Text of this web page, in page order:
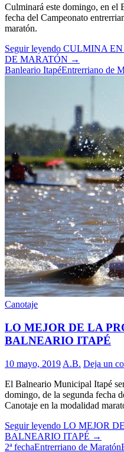
Culminará este domingo, en el
fecha del Campeonato
maratón.
Seguir leyendo CULMINA EN
DE MARATÓN →
Banleario ItapéEntrerriano de
Canotaje
LO MEJOR DE LA
BALNEARIO ITAPÉ
10 mayo, 2019 A.B. Deja un
El Balneario Municipal Itapé
domingo, de la segunda fecha
Canotaje en la modalidad
Seguir leyendo LO MEJOR
BALNEARIO ITAPÉ →
2ª fechaEntrerriano de Maratón